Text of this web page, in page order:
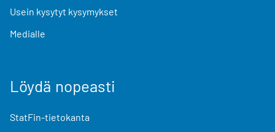
Usein kysytyt kysymykset
Medialle
Löydä nopeasti
StatFin-tietokanta